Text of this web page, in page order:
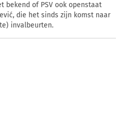
bekend of PSV ook openstaat
die het sinds zijn komst naar
invalbeurten.